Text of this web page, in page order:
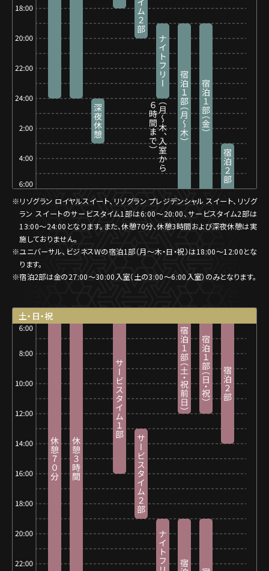
※リゾグラン ロイヤルスイート、リゾグラン プレジデンシャル スイート、リゾグ
ラン スイートのサービスタイム1部は6:00〜20:00、サービスタイム2部は
13:00〜24:00となります。また、休憩70分、休憩3時間および深夜休憩は実
施しておりません。
※ユニバーサル、ビジネスWの宿泊1部（月〜木・日・祝）は18:00〜12:00とな
ります。
※宿泊2部は金の27:00〜30:00入室（土の3:00〜6:00入室）のみとなります。
土・日・祝